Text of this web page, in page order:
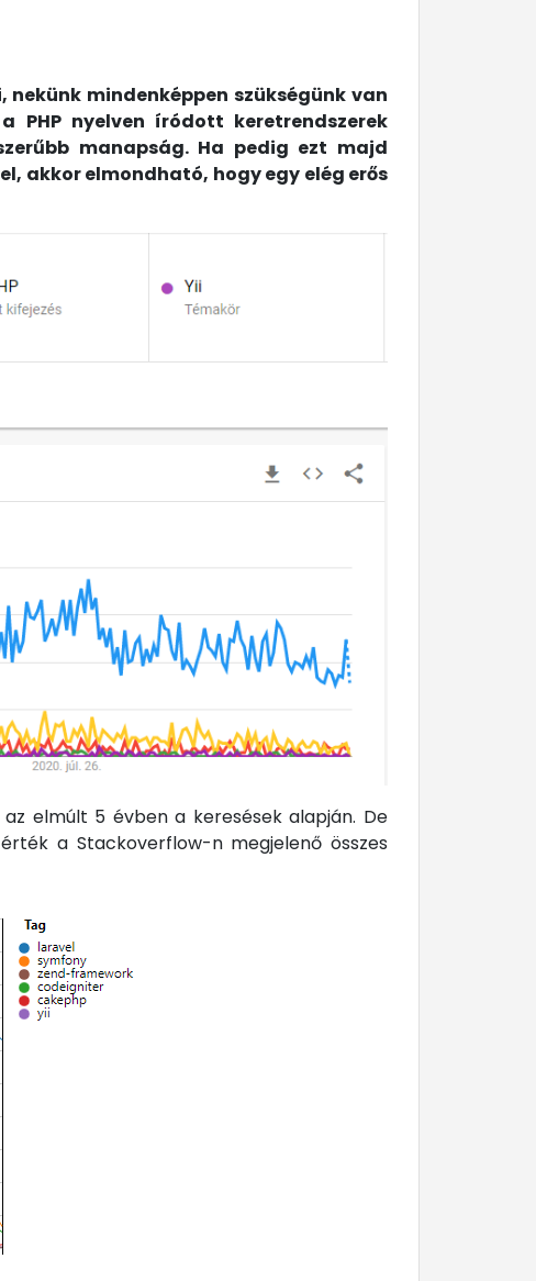
mindenképpen szükségünk van
PHP nyelven íródott keretrendszerek
manapság. Ha pedig ezt majd
akkor elmondható, hogy egy elég erős
elmúlt 5 évben a keresések alapján. De
a Stackoverflow-n megjelenő összes